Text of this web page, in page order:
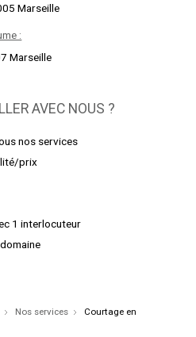
Marseille
:
Marseille
AVEC NOUS ?
nos services
prix
1 interlocuteur
Nos services
Courtage en